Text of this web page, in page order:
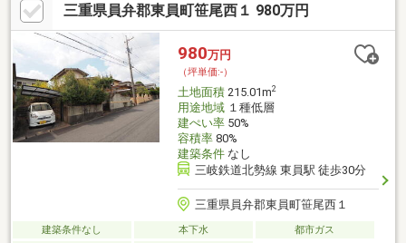
三重県員弁郡東員町笹尾西１ 980万円
980万円
（坪単価:-）
土地面積215.01m2
用途地域１種低層
建ぺい率50%
容積率80%
建築条件なし
三岐鉄道北勢線 東員駅 徒歩30分
三重県員弁郡東員町笹尾西１
建築条件なし 本下水
都市ガス